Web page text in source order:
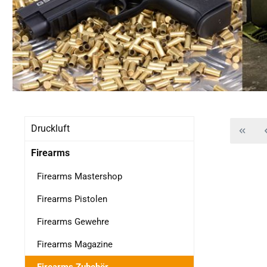
Druckluft
Firearms
Firearms Mastershop
Firearms Pistolen
Firearms Gewehre
Firearms Magazine